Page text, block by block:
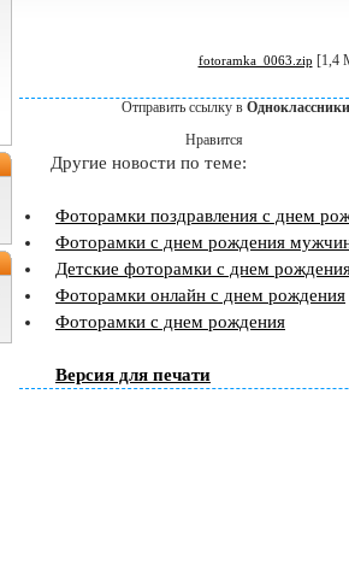
fotoramka_0063.zip [1,4
Отправить ссылку в
Нравится
Другие новости по теме:
Фоторамки поздравления с днем
Фоторамки с днем рождения
Детские фоторамки с днем
Фоторамки онлайн с днем рождения
Фоторамки с днем рождения
Версия для печати